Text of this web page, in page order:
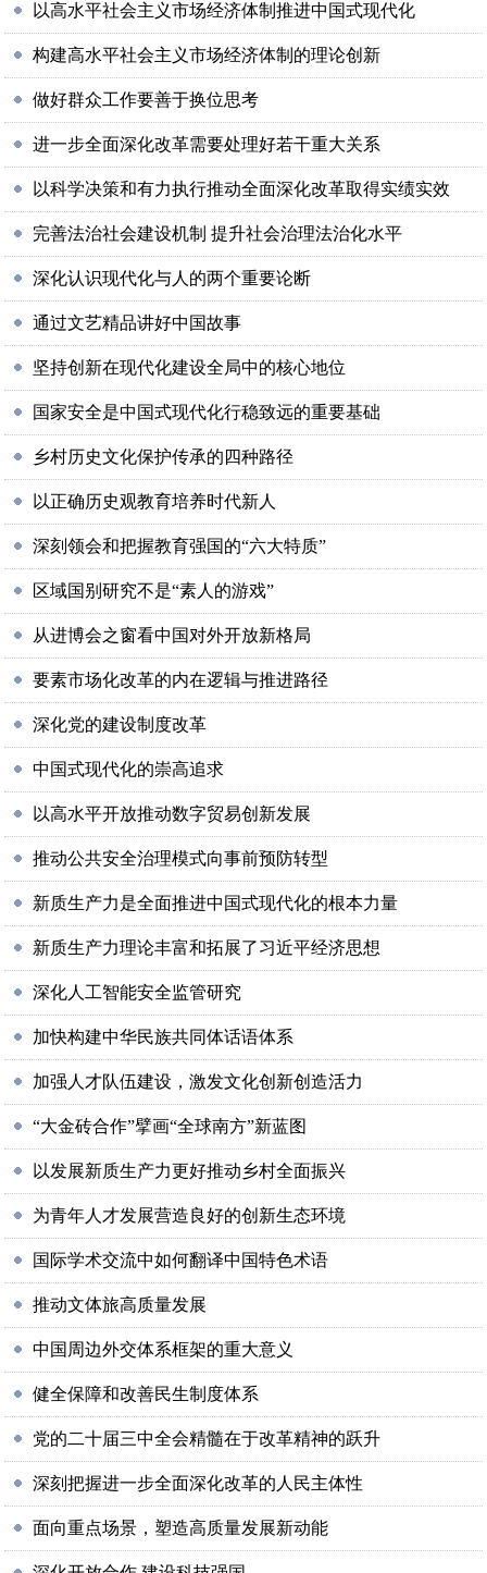
以高水平社会主义市场经济体制推进中国式现代化
构建高水平社会主义市场经济体制的理论创新
做好群众工作要善于换位思考
进一步全面深化改革需要处理好若干重大关系
以科学决策和有力执行推动全面深化改革取得实绩实效
完善法治社会建设机制 提升社会治理法治化水平
深化认识现代化与人的两个重要论断
通过文艺精品讲好中国故事
坚持创新在现代化建设全局中的核心地位
国家安全是中国式现代化行稳致远的重要基础
乡村历史文化保护传承的四种路径
以正确历史观教育培养时代新人
深刻领会和把握教育强国的“六大特质”
区域国别研究不是“素人的游戏”
从进博会之窗看中国对外开放新格局
要素市场化改革的内在逻辑与推进路径
深化党的建设制度改革
中国式现代化的崇高追求
以高水平开放推动数字贸易创新发展
推动公共安全治理模式向事前预防转型
新质生产力是全面推进中国式现代化的根本力量
新质生产力理论丰富和拓展了习近平经济思想
深化人工智能安全监管研究
加快构建中华民族共同体话语体系
加强人才队伍建设，激发文化创新创造活力
“大金砖合作”擘画“全球南方”新蓝图
以发展新质生产力更好推动乡村全面振兴
为青年人才发展营造良好的创新生态环境
国际学术交流中如何翻译中国特色术语
推动文体旅高质量发展
中国周边外交体系框架的重大意义
健全保障和改善民生制度体系
党的二十届三中全会精髓在于改革精神的跃升
深刻把握进一步全面深化改革的人民主体性
面向重点场景，塑造高质量发展新动能